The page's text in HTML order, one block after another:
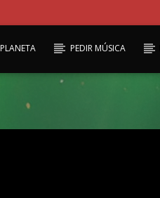
PLANETA PEDIR MÚSICA